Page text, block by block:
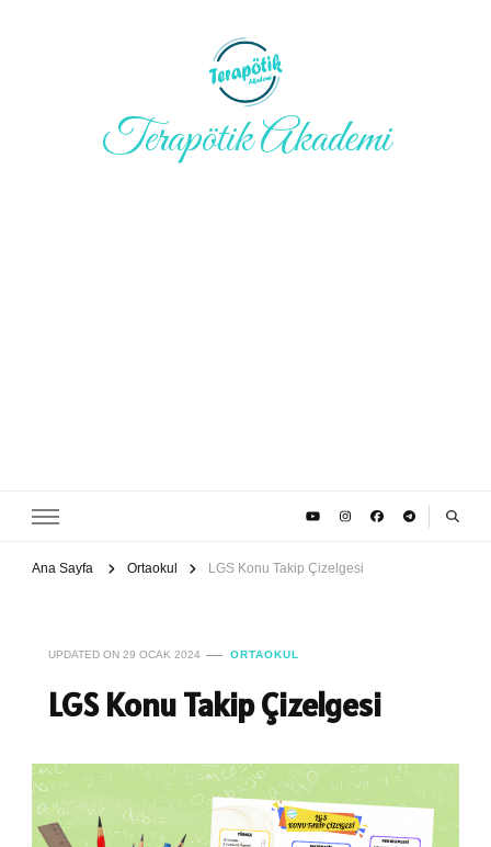
Terapötik Akademi
Ana Sayfa Ortaokul LGS Konu Takip Çizelgesi
UPDATED ON 29 OCAK 2024 ORTAOKUL
LGS Konu Takip Çizelgesi